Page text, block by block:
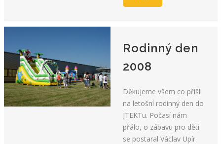
Rodinný den
2008
Děkujeme všem co přišli
na letošní rodinný den do
JTEKTu. Počasí nám
přálo, o zábavu pro děti
se postaral Václav Upír